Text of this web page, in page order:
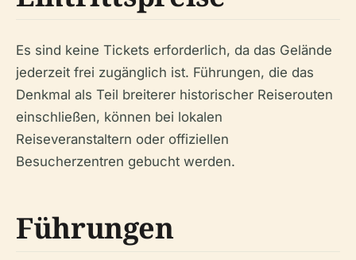
Es sind keine Tickets erforderlich, da das Gelände
jederzeit frei zugänglich ist. Führungen, die das
Denkmal als Teil breiterer historischer Reiserouten
einschließen, können bei lokalen
Reiseveranstaltern oder offiziellen
Besucherzentren gebucht werden.
Führungen